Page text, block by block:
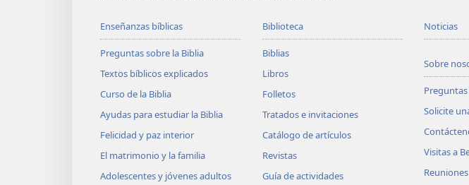
Enseñanzas bíblicas
Preguntas sobre la Biblia
Textos bíblicos explicados
Curso de la Biblia
Ayudas para estudiar la Biblia
Felicidad y paz interior
El matrimonio y la familia
Adolescentes y jóvenes adultos
Biblioteca
Biblias
Libros
Folletos
Tratados e invitaciones
Catálogo de artículos
Revistas
Guía de actividades
Noticias
Sobre
Solicite
Visitas a
Reuniones